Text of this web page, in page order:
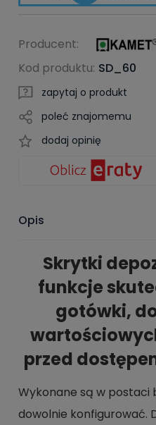
Producent:
Kod produktu: SD_60
zapytaj o produkt
poleć znajomemu
dodaj opinię
Opis
Skrytki
funkcje
gotówki,
przed
Wykonane są w postaci
dowolnie konfigurować.